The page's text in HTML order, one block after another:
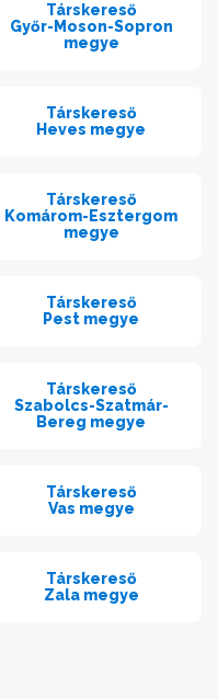
Társkereső
Győr-Moson-Sopron
megye
Társkereső
Heves megye
Társkereső
Komárom-Esztergom
megye
Társkereső
Pest megye
Társkereső
Szabolcs-Szatmár-
Bereg megye
Társkereső
Vas megye
Társkereső
Zala megye